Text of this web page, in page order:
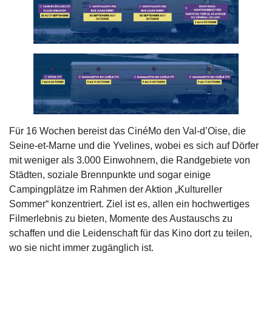
Für 16 Wochen bereist das CinéMo den Val-d’Oise, die
Seine-et-Marne und die Yvelines, wobei es sich auf Dörfer
mit weniger als 3.000 Einwohnern, die Randgebiete von
Städten, soziale Brennpunkte und sogar einige
Campingplätze im Rahmen der Aktion „Kultureller
Sommer“ konzentriert. Ziel ist es, allen ein hochwertiges
Filmerlebnis zu bieten, Momente des Austauschs zu
schaffen und die Leidenschaft für das Kino dort zu teilen,
wo sie nicht immer zugänglich ist.